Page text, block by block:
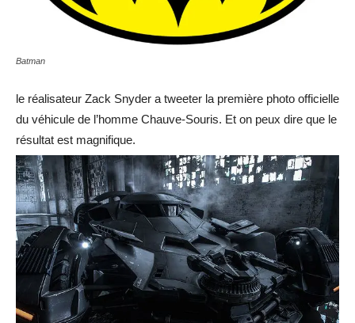
Batman
le réalisateur Zack Snyder a tweeter la première photo officielle
du véhicule de l’homme Chauve-Souris. Et on peux dire que le
résultat est magnifique.